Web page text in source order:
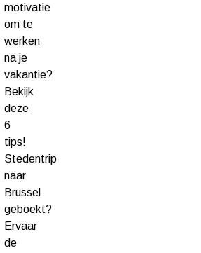
motivatie
om te
werken
na je
vakantie?
Bekijk
deze
6
tips!
Stedentrip
naar
Brussel
geboekt?
Ervaar
de